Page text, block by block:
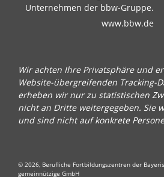
Unternehmen der bbw-Gruppe.
www.bbw.de
Wir achten Ihre Privatsphäre und
Website-übergreifenden Tracking-
erheben wir nur zu statistischen
nicht an Dritte weitergegeben. Sie
und sind nicht auf konkrete
© 2026, Berufliche Fortbildungszentren der
gemeinnützige GmbH